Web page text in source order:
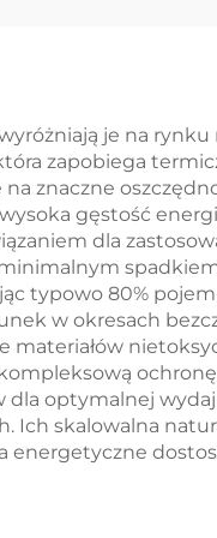
je na
zapobiega
znaczne
gęstość
dla
typowo 80%
w okresach
materiałów
optymalnej
skalowalna
energetyczne